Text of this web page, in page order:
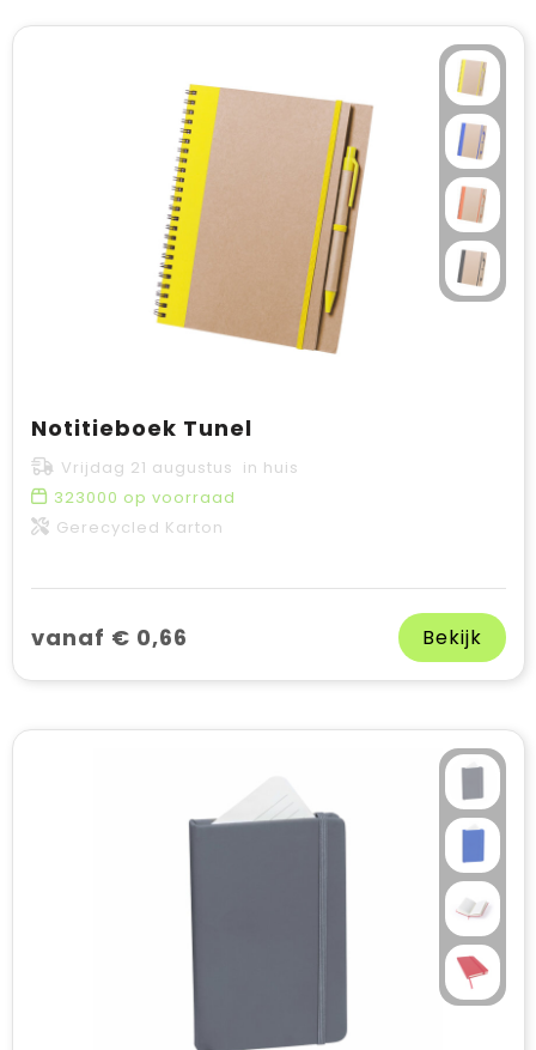
Notitieboek Tunel
Vrijdag 21 augustus in huis
323000 op voorraad
Gerecycled Karton
vanaf € 0,66 Bekijk